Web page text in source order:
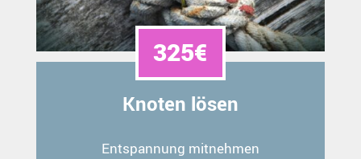
325€
Knoten lösen
Entspannung mitnehmen